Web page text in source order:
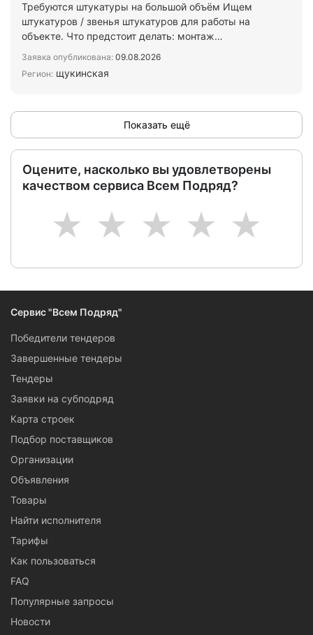
Требуются штукатуры на большой объём Ищем
штукатуров / звенья штукатуров для работы на
объекте. Что предстоит делать: монтаж
Заявка опубликована: 09.08.2026
Регион: щукинская
Показать ещё
Оцените, насколько вы удовлетворены
качеством сервиса Всем Подряд?
5
4
3
2
1
Сервис "Всем Подряд"
Победители тендеров
Завершенные тендеры
Тендеры
Заявки на субподряд
Карта строек
Подбор поставщиков
Организации
Объявления
Товары
Найти исполнителя
Тарифы
Как пользоваться
FAQ
Популярные запросы
Новости